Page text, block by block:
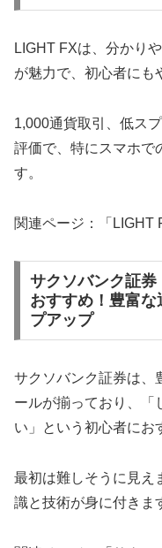
LIGHT FXは、分かり
が魅力で、初心者にも
1,000通貨取引、低ス
評価で、特にスマホで
す。
関連ページ：「
サクソバンク証
おすすめ！豊富
プアップ
サクソバンク証券は、
ールが揃っており、「
い」という初心者にお
最初は難しそうに見え
識と技術が身に付きま